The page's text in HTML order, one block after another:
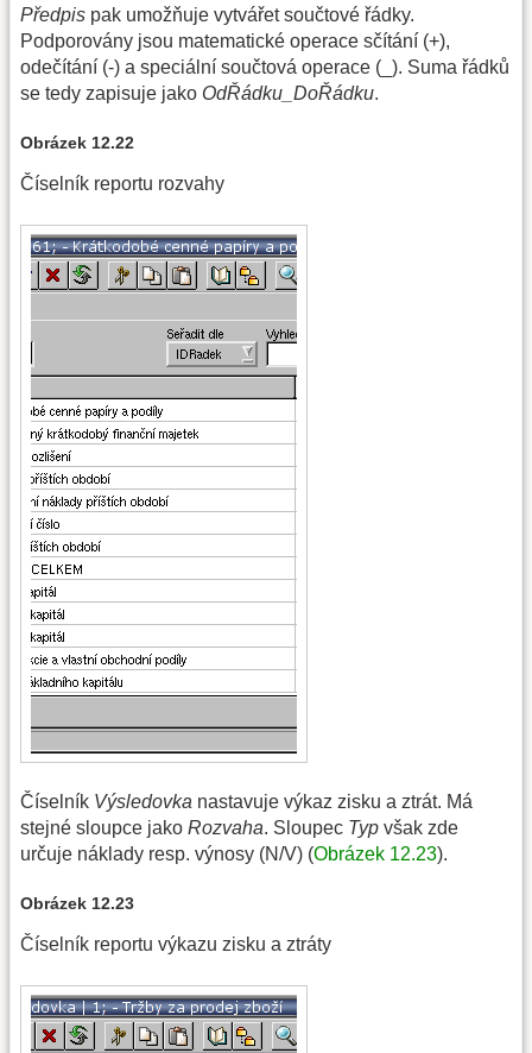
Předpis pak umožňuje vytvářet součtové řádky.
Podporovány jsou matematické operace sčítání (+),
odečítání (-) a speciální součtová operace (_). Suma řádků
se tedy zapisuje jako OdŘádku_DoŘádku.
Obrázek 12.22
Číselník reportu rozvahy
Číselník Výsledovka nastavuje výkaz zisku a ztrát. Má
stejné sloupce jako Rozvaha. Sloupec Typ však zde
určuje náklady resp. výnosy (N/V) (Obrázek 12.23).
Obrázek 12.23
Číselník reportu výkazu zisku a ztráty